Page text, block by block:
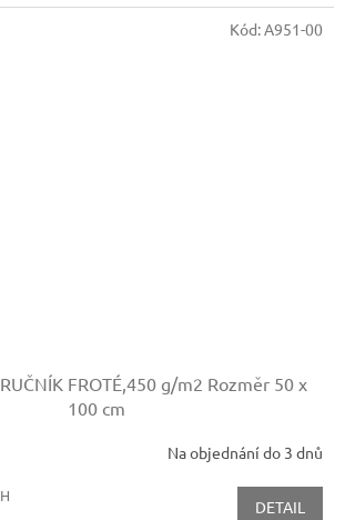
FROTÉ,450 g/m2 Rozměr 50 x
100 cm
Na objednání do 3 dnů
DETAIL
Kód:A951-00